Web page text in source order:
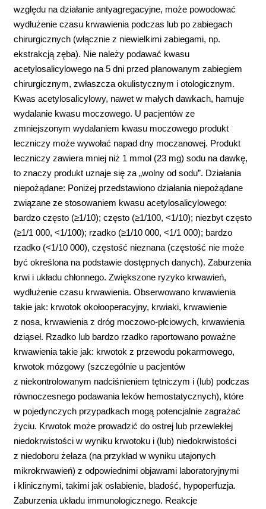
względu na działanie antyagregacyjne, może powodować
wydłużenie czasu krwawienia podczas lub po zabiegach
chirurgicznych (włącznie z niewielkimi zabiegami, np.
ekstrakcją zęba). Nie należy podawać kwasu
acetylosalicylowego na 5 dni przed planowanym zabiegiem
chirurgicznym, zwłaszcza okulistycznym i otologicznym.
Kwas acetylosalicylowy, nawet w małych dawkach, hamuje
wydalanie kwasu moczowego. U pacjentów ze
zmniejszonym wydalaniem kwasu moczowego produkt
leczniczy może wywołać napad dny moczanowej. Produkt
leczniczy zawiera mniej niż 1 mmol (23 mg) sodu na dawkę,
to znaczy produkt uznaje się za „wolny od sodu”. Działania
niepożądane: Poniżej przedstawiono działania niepożądane
związane ze stosowaniem kwasu acetylosalicylowego:
bardzo często (≥1/10); często (≥1/100, <1/10); niezbyt często
(≥1/1 000, <1/100); rzadko (≥1/10 000, <1/1 000); bardzo
rzadko (<1/10 000), częstość nieznana (częstość nie może
być określona na podstawie dostępnych danych). Zaburzenia
krwi i układu chłonnego. Zwiększone ryzyko krwawień,
wydłużenie czasu krwawienia. Obserwowano krwawienia
takie jak: krwotok okołooperacyjny, krwiaki, krwawienie
z nosa, krwawienia z dróg moczowo-płciowych, krwawienia
dziąseł. Rzadko lub bardzo rzadko raportowano poważne
krwawienia takie jak: krwotok z przewodu pokarmowego,
krwotok mózgowy (szczególnie u pacjentów
z niekontrolowanym nadciśnieniem tętniczym i (lub) podczas
równoczesnego podawania leków hemostatycznych), które
w pojedynczych przypadkach mogą potencjalnie zagrażać
życiu. Krwotok może prowadzić do ostrej lub przewlekłej
niedokrwistości w wyniku krwotoku i (lub) niedokrwistości
z niedoboru żelaza (na przykład w wyniku utajonych
mikrokrwawień) z odpowiednimi objawami laboratoryjnymi
i klinicznymi, takimi jak osłabienie, bladość, hypoperfuzja.
Zaburzenia układu immunologicznego. Reakcje